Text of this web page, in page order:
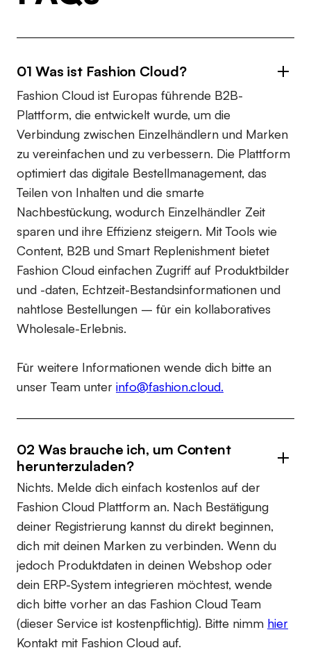
01 Was ist Fashion Cloud?
Fashion Cloud ist Europas führende B2B-
Plattform, die entwickelt wurde, um die
Verbindung zwischen Einzelhändlern und Marken
zu vereinfachen und zu verbessern. Die Plattform
optimiert das digitale Bestellmanagement, das
Teilen von Inhalten und die smarte
Nachbestückung, wodurch Einzelhändler Zeit
sparen und ihre Effizienz steigern. Mit Tools wie
Content, B2B und Smart Replenishment bietet
Fashion Cloud einfachen Zugriff auf Produktbilder
und -daten, Echtzeit-Bestandsinformationen und
nahtlose Bestellungen – für ein kollaboratives
Wholesale-Erlebnis.
Für weitere Informationen wende dich bitte an
unser Team unter info@fashion.cloud.
02 Was brauche ich, um Content
herunterzuladen?
Nichts. Melde dich einfach kostenlos auf der
Fashion Cloud Plattform an. Nach Bestätigung
deiner Registrierung kannst du direkt beginnen,
dich mit deinen Marken zu verbinden. Wenn du
jedoch Produktdaten in deinen Webshop oder
dein ERP-System integrieren möchtest, wende
dich bitte vorher an das Fashion Cloud Team
(dieser Service ist kostenpflichtig). Bitte nimm hier
Kontakt mit Fashion Cloud auf.